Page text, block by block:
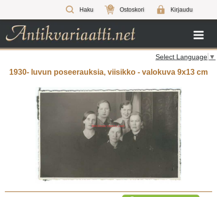
Haku 0 Ostoskori Kirjaudu
Select Language ▼
1930- luvun poseerauksia, viisikko - valokuva 9x13 cm